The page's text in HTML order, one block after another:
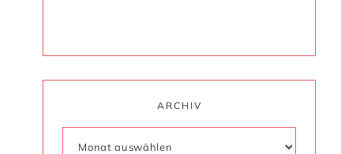
ARCHIV